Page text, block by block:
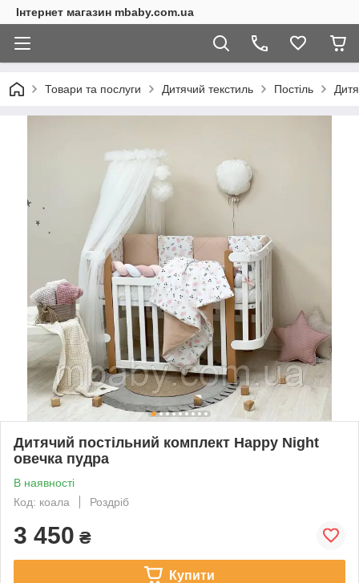
Інтернет магазин mbaby.com.ua
Товари та послуги Дитячий текстиль Постіль
Дитячий постільний комплект Happy Night
овечка пудра
В наявності
Код: коала
Роздріб
3 450 ₴
Купити